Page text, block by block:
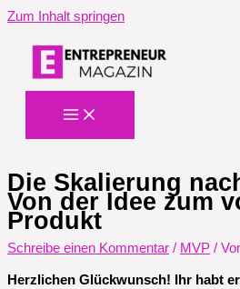
Zum Inhalt springen
Die Skalierung
Von der Idee zum
Produkt
Schreibe einen Kommentar / MVP /
Herzlichen Glückwunsch! Ihr habt